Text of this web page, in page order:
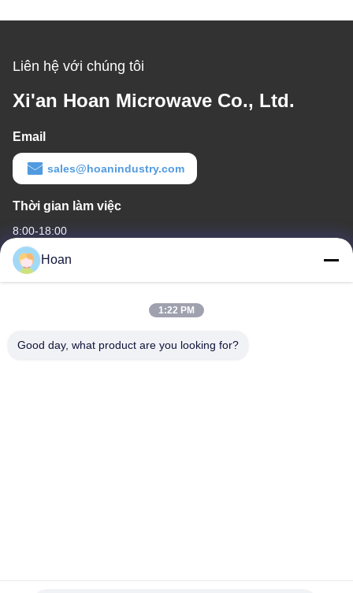
Liên hệ với chúng tôi
Xi'an Hoan Microwave Co., Ltd.
Email
sales@hoanindustry.com
Thời gian làm việc
8:00-18:00
Địa chỉ của chúng tôi
F7, Tòa nhà 2, Công viên công nghiệp Xinkai, đường 2 Jinye,
Hoan
1:22 PM
Good day, what product are you looking for?